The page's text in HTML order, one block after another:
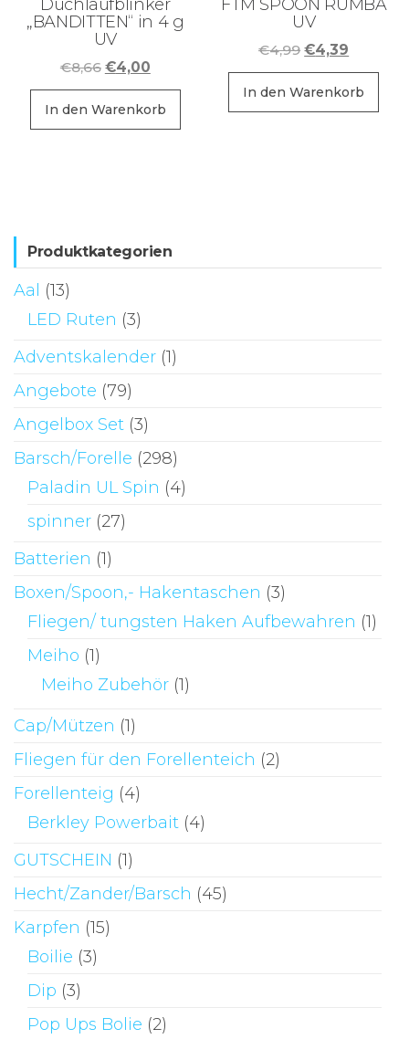
Duchlaufblinker
„BANDITTEN“ in 4 g
UV
€8,66 Ursprünglicher
Preis
war:
€8,66
€4,00Aktueller
Preis
ist:
€4,00.
In den Warenkorb
FTM SPOON RUMBA
UV
€4,99
Preis
war:
€4,99
€4,39
Preis
ist:
€4,39.
In den Warenkorb
Produktkategorien
Aal
(13)
LED Ruten (3)
Adventskalender (1)
Angebote (79)
Angelbox Set (3)
Barsch/Forelle (298)
Paladin UL Spin (4)
spinner (27)
Batterien (1)
Boxen/Spoon,- Hakentaschen (3)
Fliegen/ tungsten Haken Aufbewahren (1)
Meiho (1)
Meiho Zubehör (1)
Cap/Mützen (1)
Fliegen für den Forellenteich (2)
Forellenteig (4)
Berkley Powerbait (4)
GUTSCHEIN (1)
Hecht/Zander/Barsch (45)
Karpfen (15)
Boilie (3)
Dip (3)
Pop Ups Bolie (2)